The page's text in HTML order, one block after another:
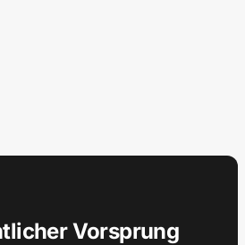
Vorsprung